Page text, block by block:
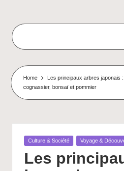
content
K
a
n
ji
a
s
t
Home
Les principaux arbres japonais
cognassier, bonsaï et pommier
Posted
Culture & Société Voyage &
Les